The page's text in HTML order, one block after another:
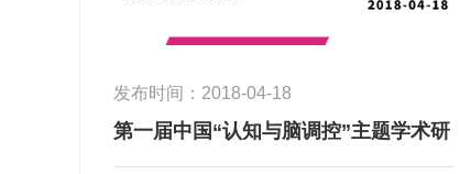
发布时间：2018-04-18
第一届中国“认知与脑调控”主题学术研